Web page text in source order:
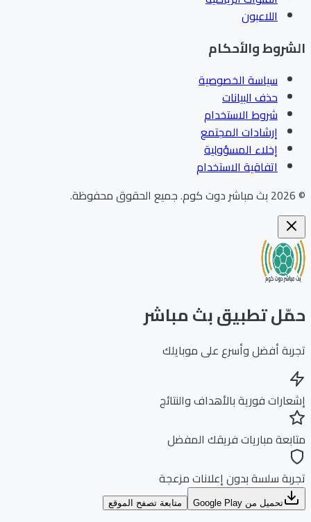
اللاعبون
والأحكام
سياسة الخصوصية
حذف البيانات
شروط الاستخدام
إرشادات المجتمع
إخلاء المسؤولية
اتفاقية الاستخدام
بث مباشر دوت كوم.جميع الحقوق محفوظة.
تطبيق بث مباشر
أفضل وأسرع على موبايلك
فورية بالأهداف والنتائج
مباريات فريقك المفضل
سلسة بدون إعلانات مزعجة
تحميل من Google Play متابعة تصفح الموقع